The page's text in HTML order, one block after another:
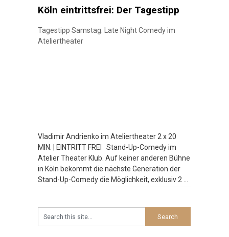
Köln eintrittsfrei: Der Tagestipp
Tagestipp Samstag: Late Night Comedy im
Ateliertheater
Vladimir Andrienko im Ateliertheater 2 x 20
MIN. | EINTRITT FREI Stand-Up-Comedy im
Atelier Theater Klub. Auf keiner anderen Bühne
in Köln bekommt die nächste Generation der
Stand-Up-Comedy die Möglichkeit, exklusiv 2 x